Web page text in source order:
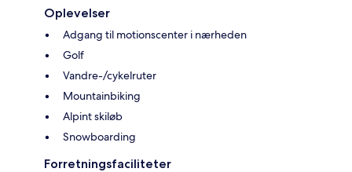
Oplevelser
Adgang til motionscenter i nærheden
Golf
Vandre-/cykelruter
Mountainbiking
Alpint skiløb
Snowboarding
Forretningsfaciliteter